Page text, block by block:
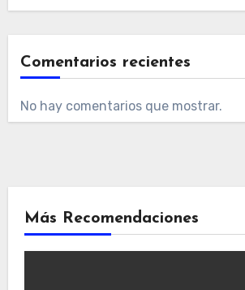
Comentarios recientes
No hay comentarios que mostrar.
Más Recomendaciones